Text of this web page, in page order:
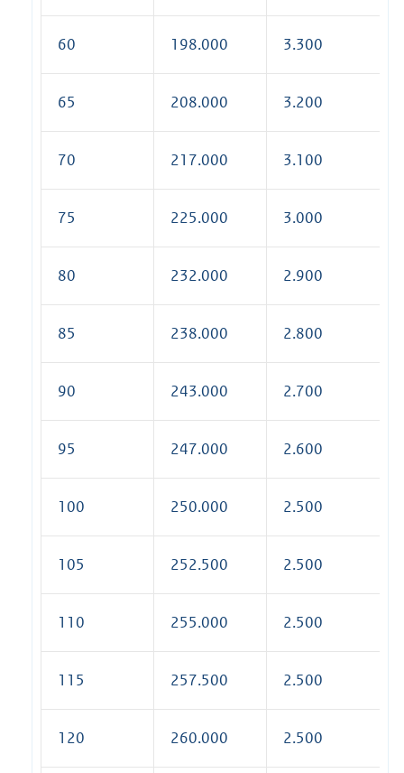
60 198.000 3.300
65 208.000 3.200
70 217.000 3.100
75 225.000 3.000
80 232.000 2.900
85 238.000 2.800
90 243.000 2.700
95 247.000 2.600
100 250.000 2.500
105 252.500 2.500
110 255.000 2.500
115 257.500 2.500
120 260.000 2.500